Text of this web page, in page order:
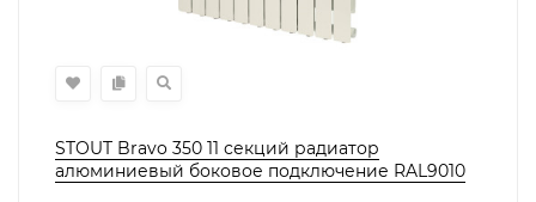
STOUT Bravo 350 11 секций радиатор
алюминиевый боковое подключение RAL9010